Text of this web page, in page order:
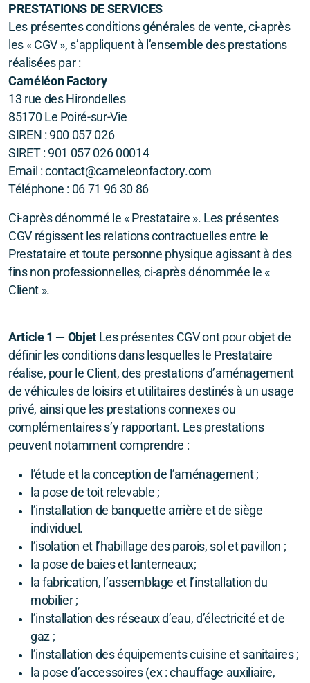
PRESTATIONS DE SERVICES
Les présentes conditions générales de vente, ci-après
les « CGV », s’appliquent à l’ensemble des prestations
réalisées par :
Caméléon Factory
13 rue des Hirondelles
85170 Le Poiré-sur-Vie
SIREN : 900 057 026
SIRET : 901 057 026 00014
Email : contact@cameleonfactory.com
Téléphone : 06 71 96 30 86
Ci-après dénommé le « Prestataire ». Les présentes
CGV régissent les relations contractuelles entre le
Prestataire et toute personne physique agissant à des
fins non professionnelles, ci-après dénommée le «
Client ».
Article 1 — Objet Les présentes CGV ont pour objet de
définir les conditions dans lesquelles le Prestataire
réalise, pour le Client, des prestations d’aménagement
de véhicules de loisirs et utilitaires destinés à un usage
privé, ainsi que les prestations connexes ou
complémentaires s’y rapportant. Les prestations
peuvent notamment comprendre :
l’étude et la conception de l’aménagement ;
la pose de toit relevable ;
l’installation de banquette arrière et de siège
individuel.
l’isolation et l’habillage des parois, sol et pavillon ;
la pose de baies et lanterneaux;
la fabrication, l’assemblage et l’installation du
mobilier ;
l’installation des réseaux d’eau, d’électricité et de
gaz ;
l’installation des équipements cuisine et sanitaires ;
la pose d’accessoires (ex : chauffage auxiliaire,
Vivaro - Aménagement modulable
Vito - Aménagement VASP
Peugeot Rifter - Toit relevable REIMO
Trafic 2 - Opel Vivaro - Toit relevable REIMO
VW T5 - Toit relevable REIMO
Trafic 3 - Toit relevable REIMO
VW T6.1 - Toit Relevable SCA 292
Ford Transit Custom - Toit Relevable SCA 126
Trafic 3 - Toit Relevable Camp-Roof
Ford Transit Custom - Baie
Jumpy - Expert - ProAce - Baie
VW T5/T6 - Baie
Trafic 3 - Baie
Renault Master - Baie
Chauffage stationnaire - Autoterm